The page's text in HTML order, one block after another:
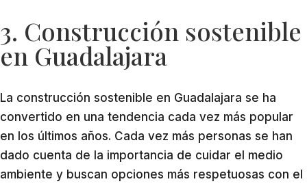
3. Construcción sostenible
en Guadalajara
La construcción sostenible en Guadalajara se ha
convertido en una tendencia cada vez más popular
en los últimos años. Cada vez más personas se han
dado cuenta de la importancia de cuidar el medio
ambiente y buscan opciones más respetuosas con el